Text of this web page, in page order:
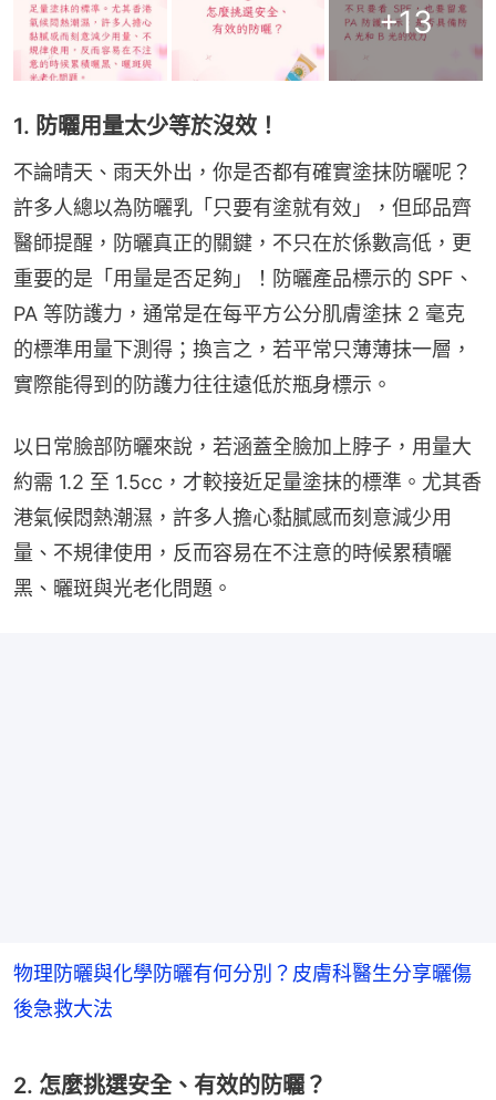
+13
1. 防曬用量太少等於沒效！
不論晴天、雨天外出，你是否都有確實塗抹防曬呢？
許多人總以為防曬乳「只要有塗就有效」，但邱品齊
醫師提醒，防曬真正的關鍵，不只在於係數高低，更
重要的是「用量是否足夠」！防曬產品標示的 SPF、
PA 等防護力，通常是在每平方公分肌膚塗抹 2 毫克
的標準用量下測得；換言之，若平常只薄薄抹一層，
實際能得到的防護力往往遠低於瓶身標示。
以日常臉部防曬來說，若涵蓋全臉加上脖子，用量大
約需 1.2 至 1.5cc，才較接近足量塗抹的標準。尤其香
港氣候悶熱潮濕，許多人擔心黏膩感而刻意減少用
量、不規律使用，反而容易在不注意的時候累積曬
黑、曬斑與光老化問題。
物理防曬與化學防曬有何分別？皮膚科醫生分享曬傷
後急救大法
2. 怎麼挑選安全、有效的防曬？